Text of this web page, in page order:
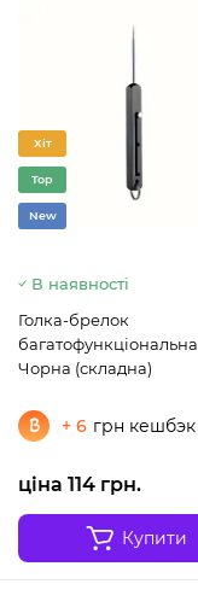
Хіт
Top
New
В наявності
Голка-брелок
багатофункціональна
Чорна (складна)
+ 6 грн кешбэк
ціна 114 грн.
Купити